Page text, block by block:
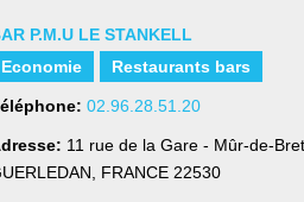
P.M.U LE STANKELL
Economie
Restaurants bars
02.96.28.51.20
11 rue de la Gare - Mûr-de-
FRANCE 22530